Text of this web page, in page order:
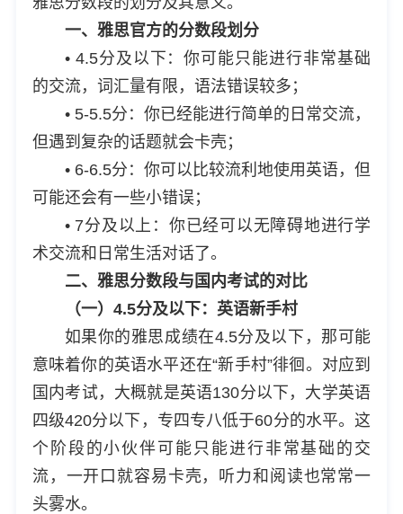
一、雅思官方的分数段划分
• 4.5分及以下：你可能只能进行非常基础
的交流，词汇量有限，语法错误较多；
• 5-5.5分：你已经能进行简单的日常交流，
但遇到复杂的话题就会卡壳；
• 6-6.5分：你可以比较流利地使用英语，但
可能还会有一些小错误；
• 7分及以上：你已经可以无障碍地进行学
术交流和日常生活对话了。
二、雅思分数段与国内考试的对比
（一）4.5分及以下：英语新手村
如果你的雅思成绩在4.5分及以下，那可能
意味着你的英语水平还在“新手村”徘徊。对应到
国内考试，大概就是英语130分以下，大学英语
四级420分以下，专四专八低于60分的水平。这
个阶段的小伙伴可能只能进行非常基础的交
流，一开口就容易卡壳，听力和阅读也常常一
头雾水。